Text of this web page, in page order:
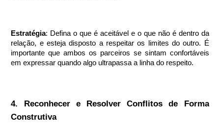
Estratégia: Defina o que é aceitável e o que não é dentro da
relação, e esteja disposto a respeitar os limites do outro. É
importante que ambos os parceiros se sintam confortáveis
em expressar quando algo ultrapassa a linha do respeito.
4. Reconhecer e Resolver Conflitos de Forma
Construtiva